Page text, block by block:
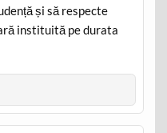
și să respecte
instituită pe durata